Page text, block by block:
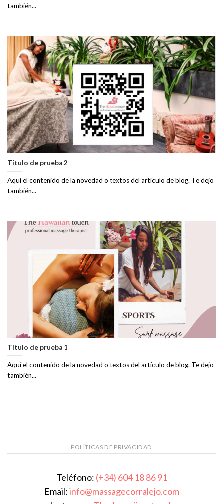
también...
Título de prueba 2
Aquí el contenido de la novedad o textos del artículo de blog. Te dejo
también...
Título de prueba 1
Aquí el contenido de la novedad o textos del artículo de blog. Te dejo
también...
POLÍTICAS DE PRIVACIDAD
Teléfono: (+34) 604 18 86 91
Email:info@massagecorralejo.com